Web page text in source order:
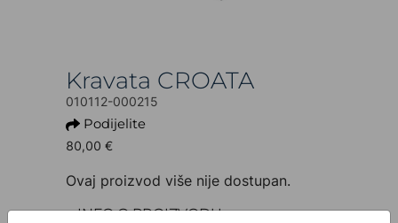
Kravata CROATA
010112-000215
Podijelite
80,00 €
Ovaj proizvod više nije dostupan.
+ INFO O PROIZVODU